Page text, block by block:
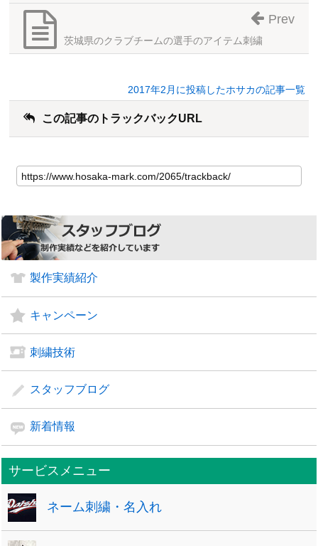
茨城県のクラブチームの選手のアイテム刺繍
Prev
2017年2月に投稿したホサカの記事一覧
この記事のトラックバックURL
製作実績紹介
キャンペーン
刺繍技術
スタッフブログ
新着情報
サービスメニュー
ネーム刺繍・名入れ